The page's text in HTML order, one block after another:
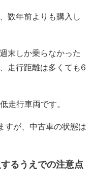
数年前よりも購入し
末しか乗らなかった
走行距離は多くても6
走行車両です。
すが、中古車の状態は
るうえでの注意点